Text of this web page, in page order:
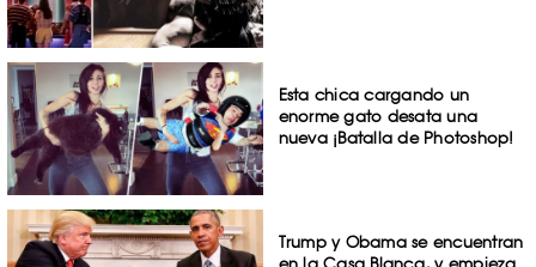
Esta chica cargando un
enorme gato desata una
nueva ¡Batalla de Photoshop!
Trump y Obama se encuentran